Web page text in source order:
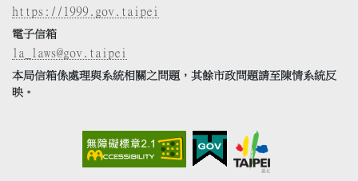
https://1999.gov.taipei
電子信箱
la_laws@gov.taipei
本局信箱係處理與系統相關之問題，其餘市政問題請至陳情系統反
映。